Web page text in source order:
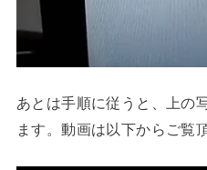
あとは手順に従うと、上の
ます。動画は以下からご覧